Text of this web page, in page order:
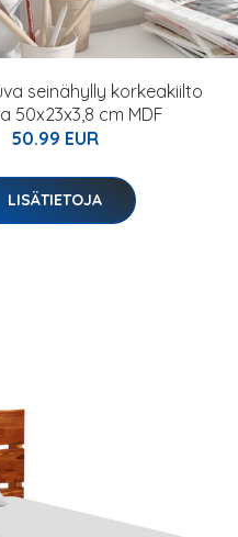
seinähylly korkeakiilto
50x23x3,8 cm MDF
50.99 EUR
LISÄTIETOJA